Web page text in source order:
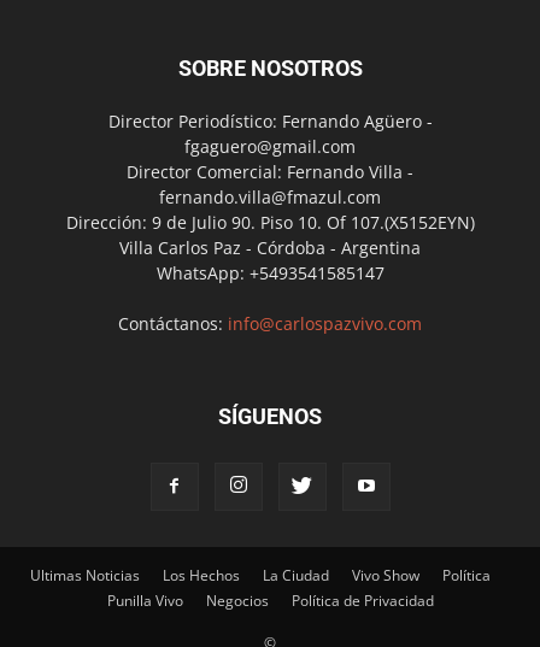
SOBRE NOSOTROS
Director Periodístico: Fernando Agüero -
fgaguero@gmail.com
Director Comercial: Fernando Villa -
fernando.villa@fmazul.com
Dirección: 9 de Julio 90. Piso 10. Of 107.(X5152EYN)
Villa Carlos Paz - Córdoba - Argentina
WhatsApp: +5493541585147
Contáctanos: info@carlospazvivo.com
SÍGUENOS
Ultimas Noticias Los Hechos La Ciudad Vivo Show
Política
Punilla Vivo
Negocios Política de Privacidad
©